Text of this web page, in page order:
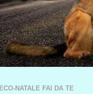
ECO-NATALE FAI DA TE